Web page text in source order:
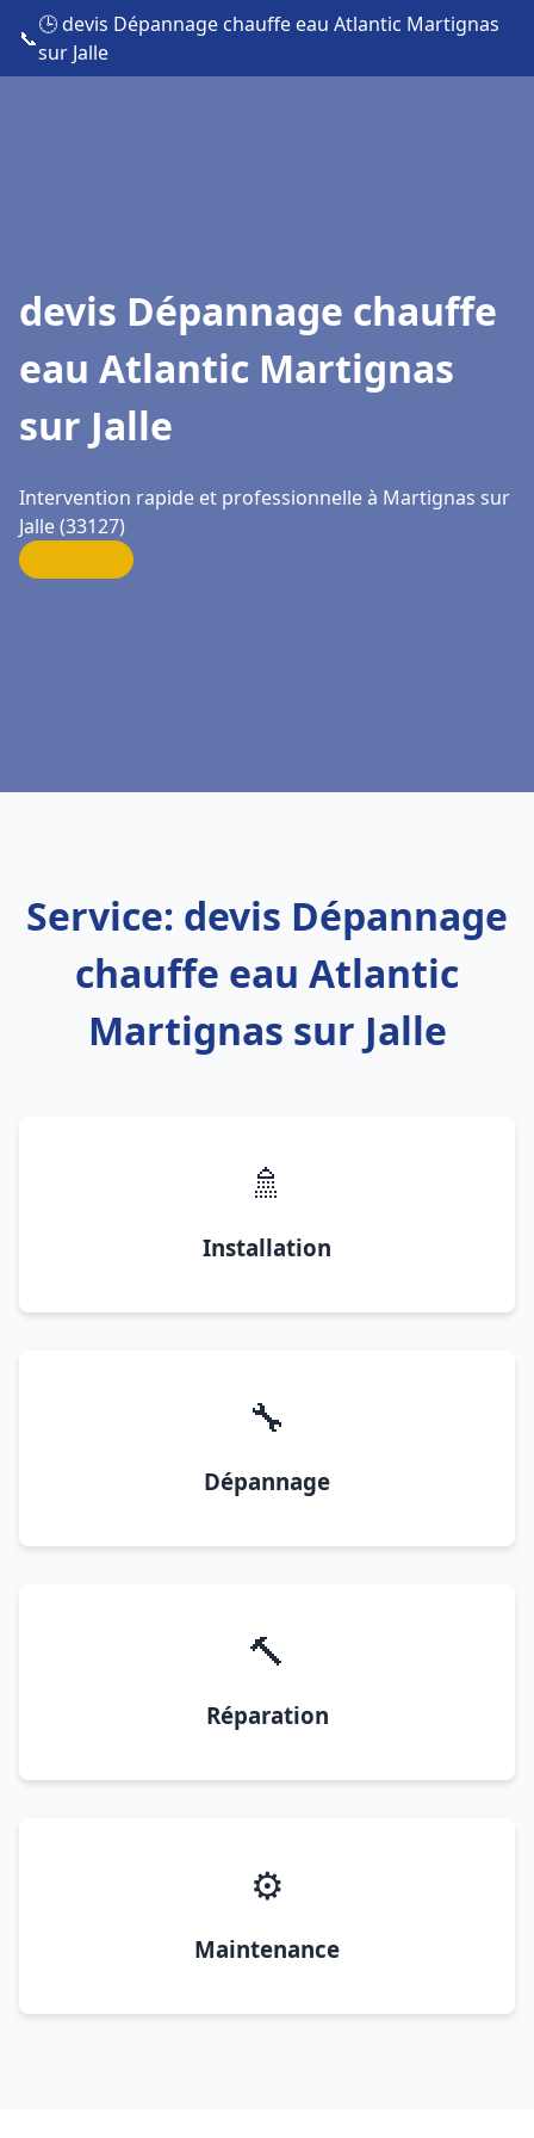
📞
🕒 devis Dépannage chauffe eau Atlantic Martignas
sur Jalle
devis Dépannage chauffe
eau Atlantic Martignas
sur Jalle
Intervention rapide et professionnelle à Martignas sur
Jalle (33127)
Service: devis Dépannage
chauffe eau Atlantic
Martignas sur Jalle
🚿
Installation
🔧
Dépannage
🔨
Réparation
⚙️
Maintenance